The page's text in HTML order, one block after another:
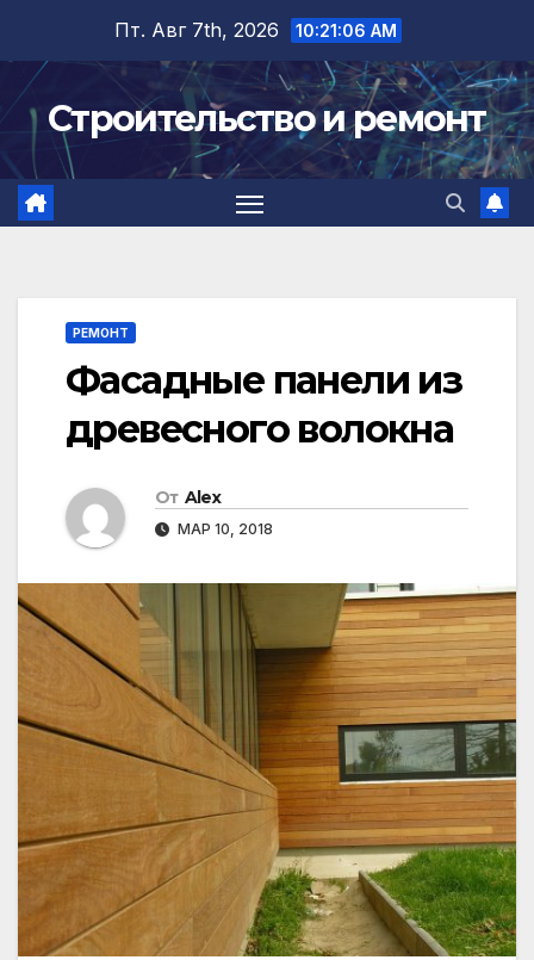
содержимому
Пт. Авг 7th, 2026 10:21:07 AM
Строительство и ремонт
РЕМОНТ
Фасадные панели из
древесного волокна
От Alex
МАР 10, 2018